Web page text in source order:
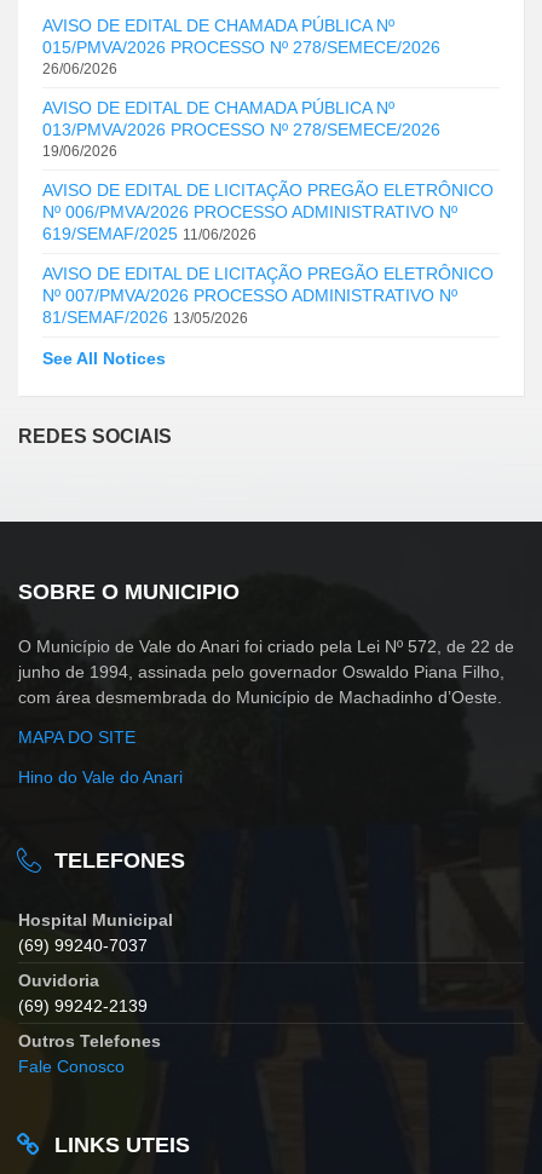
AVISO DE EDITAL DE CHAMADA PÚBLICA Nº
015/PMVA/2026 PROCESSO Nº 278/SEMECE/2026
26/06/2026
AVISO DE EDITAL DE CHAMADA PÚBLICA Nº
013/PMVA/2026 PROCESSO Nº 278/SEMECE/2026
19/06/2026
AVISO DE EDITAL DE LICITAÇÃO PREGÃO ELETRÔNICO
Nº 006/PMVA/2026 PROCESSO ADMINISTRATIVO Nº
619/SEMAF/2025 11/06/2026
AVISO DE EDITAL DE LICITAÇÃO PREGÃO ELETRÔNICO
Nº 007/PMVA/2026 PROCESSO ADMINISTRATIVO Nº
81/SEMAF/2026 13/05/2026
See All Notices
REDES SOCIAIS
SOBRE O MUNICIPIO
O Município de Vale do Anari foi criado pela Lei Nº 572, de 22 de
junho de 1994, assinada pelo governador Oswaldo Piana Filho,
com área desmembrada do Município de Machadinho d’Oeste.
MAPA DO SITE
Hino do Vale do Anari
TELEFONES
Hospital Municipal
(69) 99240-7037
Ouvidoria
(69) 99242-2139
Outros Telefones
Fale Conosco
LINKS UTEIS